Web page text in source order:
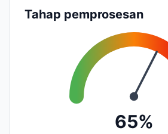
Tahap pemprosesan
65%